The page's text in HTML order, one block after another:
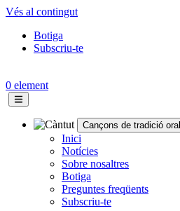
Vés al contingut
Topbar
Botiga
Subscriu-te
0 element
Navegació
principal
Cançons de tradició oral
Inici
Notícies
Sobre nosaltres
Botiga
Preguntes freqüents
Subscriu-te